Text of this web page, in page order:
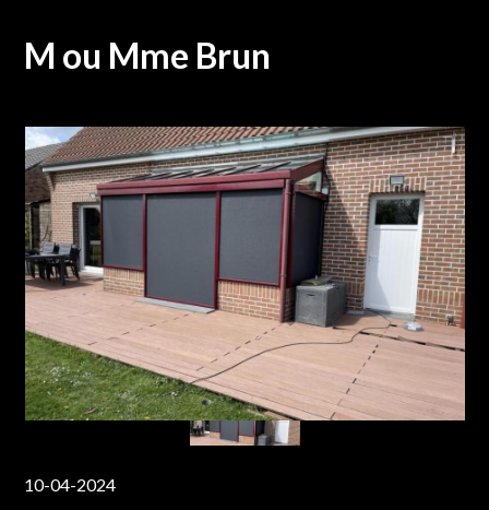
M ou Mme Brun
10-04-2024